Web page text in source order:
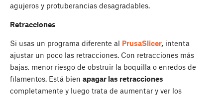
agujeros y protuberancias desagradables.
Retracciones
Si usas un programa diferente al PrusaSlicer, intenta
ajustar un poco las retracciones. Con retracciones más
bajas, menor riesgo de obstruir la boquilla o enredos de
filamentos. Está bien apagar las retracciones
completamente y luego trata de aumentar y ver los